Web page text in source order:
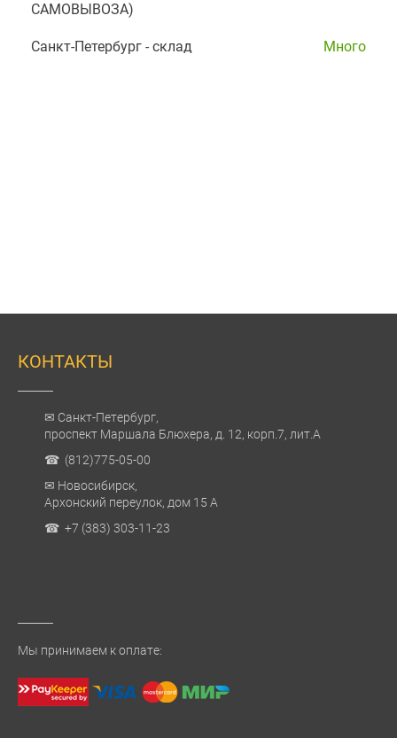
САМОВЫВОЗА)
Санкт-Петербург - склад Много
КОНТАКТЫ
✉ Санкт-Петербург,
проспект Маршала Блюхера, д. 12, корп.7, лит.А
☎ (812)775-05-00
✉ Новосибирск,
Архонский переулок, дом 15 А
☎ +7 (383) 303-11-23
Мы принимаем к оплате: